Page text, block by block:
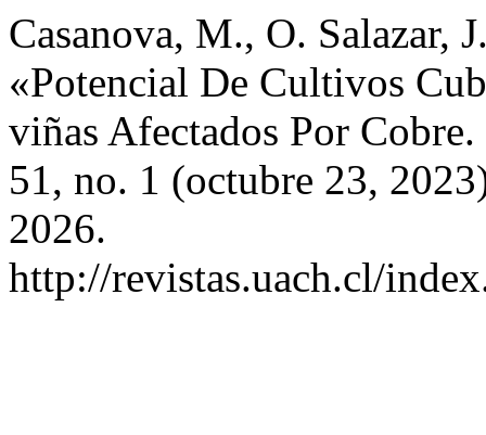
Casanova, M., O. Salazar,
«Potencial De Cultivos
viñas Afectados Por
51, no. 1 (octubre 23,
2026.
http://revistas.uach.cl/